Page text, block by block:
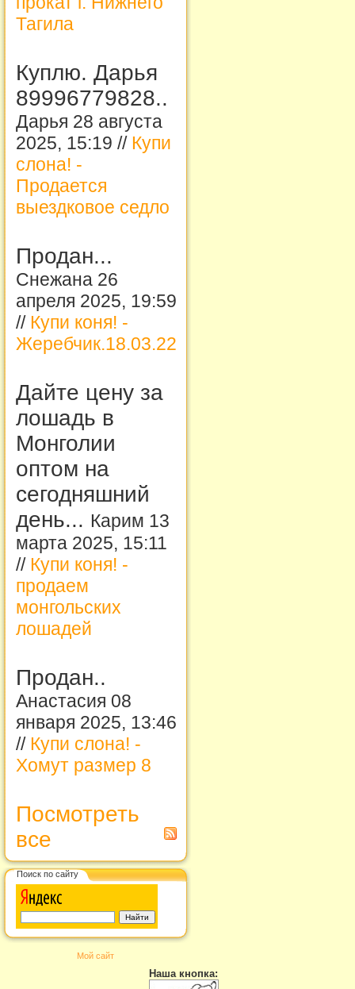
Тагила
Куплю. Дарья
89996779828..
Дарья 28 августа
2025, 15:19 // Купи
слона! -
Продается
выездковое седло
Продан...
Снежана 26
апреля 2025, 19:59
// Купи коня! -
Жеребчик.18.03.22
Дайте цену за
лошадь в
Монголии
оптом на
сегодняшний
день... Карим 13
марта 2025, 15:11
// Купи коня! -
продаем
монгольских
лошадей
Продан..
Анастасия 08
января 2025, 13:46
// Купи слона! -
Хомут размер 8
Посмотреть
все
Поиск по сайту
Мой сайт
Наша кнопка: